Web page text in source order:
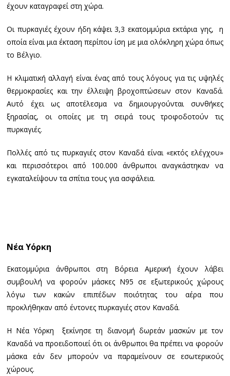
έχουν καταγραφεί στη χώρα.
Οι πυρκαγιές έχουν ήδη κάψει 3,3 εκατομμύρια εκτάρια γης, η
οποία είναι μια έκταση περίπου ίση με μια ολόκληρη χώρα όπως
το Βέλγιο.
Η κλιματική αλλαγή είναι ένας από τους λόγους για τις υψηλές
θερμοκρασίες και την έλλειψη βροχοπτώσεων στον Καναδά.
Αυτό έχει ως αποτέλεσμα να δημιουργούνται συνθήκες
ξηρασίας, οι οποίες με τη σειρά τους τροφοδοτούν τις
πυρκαγιές.
Πολλές από τις πυρκαγιές στον Καναδά είναι «εκτός ελέγχου»
και περισσότεροι από 100.000 άνθρωποι αναγκάστηκαν να
εγκαταλείψουν τα σπίτια τους για ασφάλεια.
Νέα Υόρκη
Εκατομμύρια άνθρωποι στη Βόρεια Αμερική έχουν λάβει
συμβουλή να φορούν μάσκες N95 σε εξωτερικούς χώρους
λόγω των κακών επιπέδων ποιότητας του αέρα που
προκλήθηκαν από έντονες πυρκαγιές στον Καναδά.
Η Νέα Υόρκη ξεκίνησε τη διανομή δωρεάν μασκών με τον
Καναδά να προειδοποιεί ότι οι άνθρωποι θα πρέπει να φορούν
μάσκα εάν δεν μπορούν να παραμείνουν σε εσωτερικούς
χώρους.